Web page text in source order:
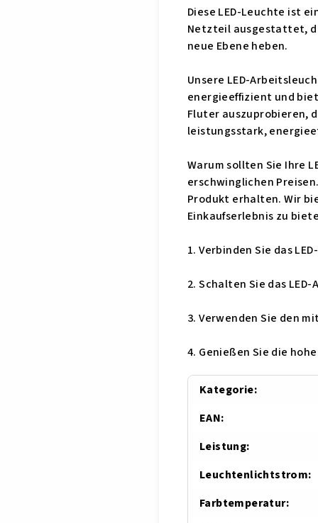
Diese LED-Leuchte ist
Netzteil ausgestattet,
neue Ebene heben.
Unsere LED-
energieeffizient und
Fluter auszuprobieren,
leistungsstark,
Warum sollten Sie Ihre
erschwinglichen
Produkt erhalten. Wir
Einkaufserlebnis zu
1. Verbinden Sie das
2. Schalten Sie das
3. Verwenden Sie den
4. Genießen Sie die
Kategorie:
EAN:
Leistung:
Leuchtenlichtstrom:
Farbtemperatur: